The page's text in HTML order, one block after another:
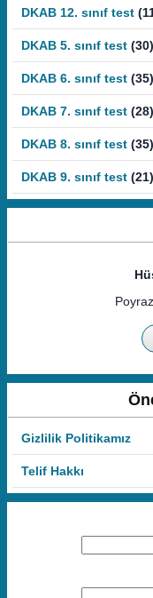
DKAB 12. sınıf test
DKAB 5. sınıf test (30)
DKAB 6. sınıf test (35)
DKAB 7. sınıf test (28)
DKAB 8. sınıf test (35)
DKAB 9. sınıf test (21)
Gizlilik Politikamız
Telif Hakkı